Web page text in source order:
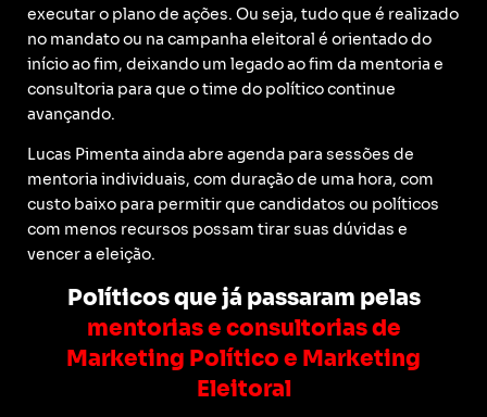
executar o plano de ações. Ou seja, tudo que é realizado
no mandato ou na campanha eleitoral é orientado do
início ao fim, deixando um legado ao fim da mentoria e
consultoria para que o time do político continue
avançando.
Lucas Pimenta ainda abre agenda para sessões de
mentoria individuais, com duração de uma hora, com
custo baixo para permitir que candidatos ou políticos
com menos recursos possam tirar suas dúvidas e
vencer a eleição.
Políticos que já passaram pelas
mentorias e consultorias de
Marketing Político e Marketing
Eleitoral